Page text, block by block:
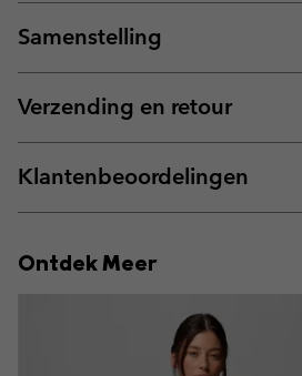
Samenstelling
Verzending en retour
Klantenbeoordelingen
Ontdek Meer